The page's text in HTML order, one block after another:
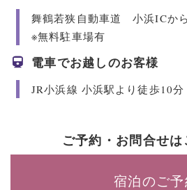
舞鶴若狭自動車道 小浜ICか
※無料駐車場有
電車でお越しのお客様
JR小浜線 小浜駅より徒歩10分
ご予約・お問合せは
宿泊のご予